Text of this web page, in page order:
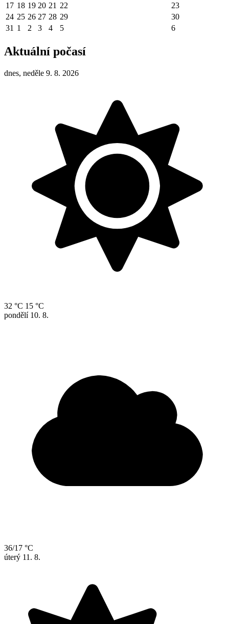
17 18 19 20 21 22
23
24 25 26 27 28 29
30
31 1 2 3 4 5 6
Aktuální počasí
dnes, neděle 9. 8. 2026
32 °C 15 °C
pondělí 10. 8.
36/17 °C
úterý 11. 8.